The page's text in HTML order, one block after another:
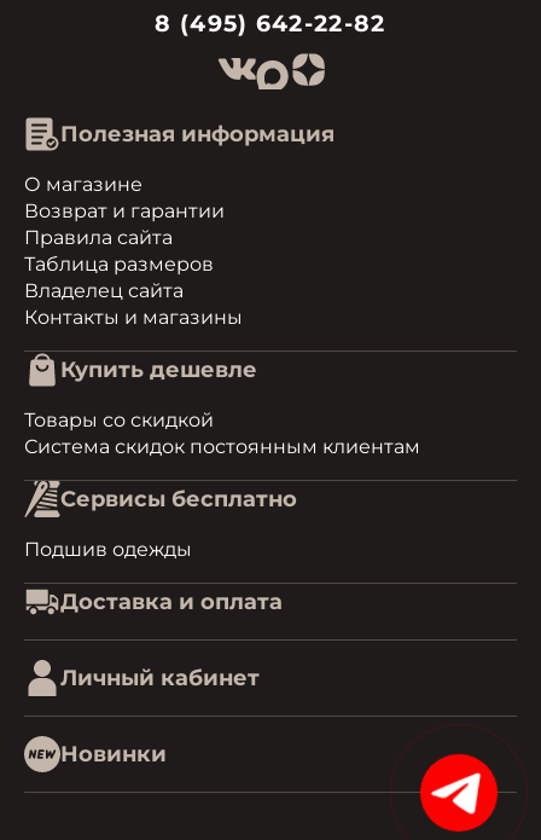
8 (495) 642-22-82
Полезная информация
О магазине
Возврат и гарантии
Правила сайта
Таблица размеров
Владелец сайта
Контакты и магазины
Купить дешевле
Товары со скидкой
Система скидок постоянным клиентам
Сервисы бесплатно
Подшив одежды
Доставка и оплата
Личный кабинет
Новинки
15%